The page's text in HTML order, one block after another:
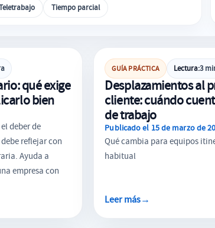
Tiempo parcial
qué exige
bien
deber de
reflejar con
Ayuda a
empresa con
GUÍA PRÁCTICA Lectura:3
Desplazamientos al
cliente: cuándo
de trabajo
Publicado el 15 de marzo de
Qué cambia para equipos
habitual
Leer más→